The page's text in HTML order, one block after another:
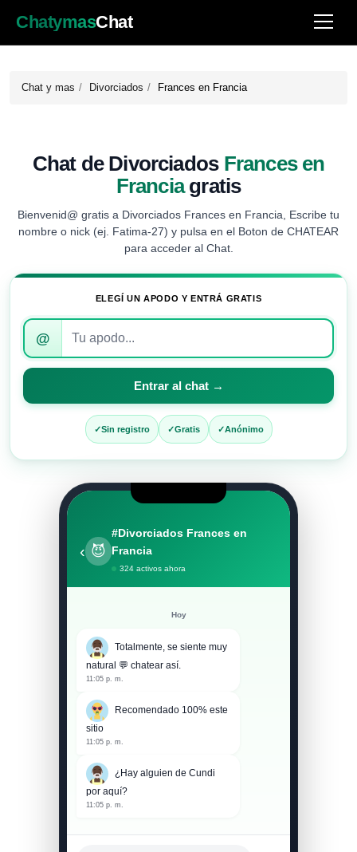
ChatymasChat
Chat y mas Divorciados Frances en Francia
Chat de Divorciados Frances en
Franciagratis
Bienvenid@ gratis a Divorciados Frances en Francia, Escribe tu
nombre o nick (ej. Fatima-27) y pulsa en el Boton de CHATEAR
para acceder al Chat.
ELEGÍ UN APODO Y ENTRÁ GRATIS
Introduce
apodo
para
entrar
@
Entrar al chat →
Sin registro Gratis Anónimo
‹ 😈
#Divorciados Frances en
Francia
324 activos ahora
Hoy
Totalmente, se siente muy
natural 💬 chatear así.
11:05 p. m.
Recomendado 100% este
sitio
11:05 p. m.
¿Hay alguien de Cundi
por aquí?
11:05 p. m.